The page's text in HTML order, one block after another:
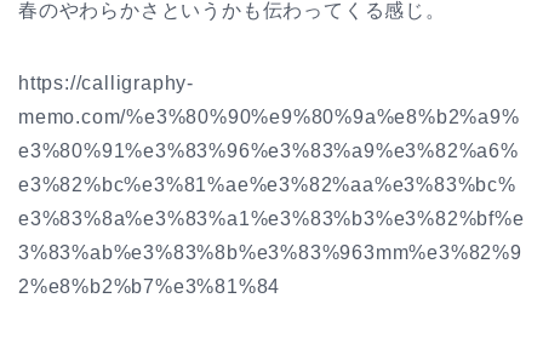
春のやわらかさというかも伝わってくる感じ。
https://calligraphy-
memo.com/%e3%80%90%e9%80%9a%e8%b2%a9%
e3%80%91%e3%83%96%e3%83%a9%e3%82%a6%
e3%82%bc%e3%81%ae%e3%82%aa%e3%83%bc%
e3%83%8a%e3%83%a1%e3%83%b3%e3%82%bf%e
3%83%ab%e3%83%8b%e3%83%963mm%e3%82%9
2%e8%b2%b7%e3%81%84